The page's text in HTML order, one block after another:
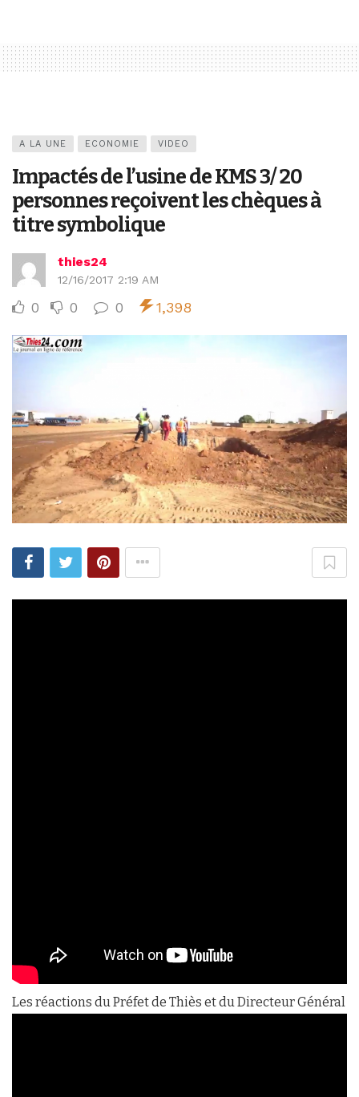
A LA UNE ECONOMIE VIDEO
Impactés de l’usine de KMS 3/ 20
personnes reçoivent les chèques à
titre symbolique
thies24
12/16/2017 2:19 AM
0 0 0 1,398
Les réactions du Préfet de Thiès et du Directeur Général